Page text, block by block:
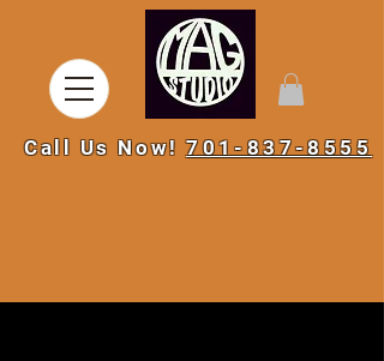
Call Us Now!701-837-8555